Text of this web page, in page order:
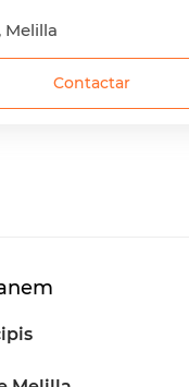
Melilla
Contactar